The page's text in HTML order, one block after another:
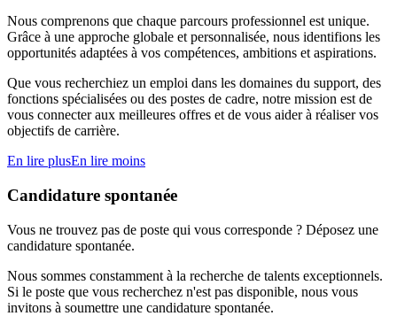
Nous comprenons que chaque parcours professionnel est unique.
Grâce à une approche globale et personnalisée, nous identifions les
opportunités adaptées à vos compétences, ambitions et aspirations.
Que vous recherchiez un emploi dans les domaines du support, des
fonctions spécialisées ou des postes de cadre, notre mission est de
vous connecter aux meilleures offres et de vous aider à réaliser vos
objectifs de carrière.
En lire plusEn lire moins
Candidature spontanée
Vous ne trouvez pas de poste qui vous corresponde ? Déposez une
candidature spontanée.
Nous sommes constamment à la recherche de talents exceptionnels.
Si le poste que vous recherchez n'est pas disponible, nous vous
invitons à soumettre une candidature spontanée.